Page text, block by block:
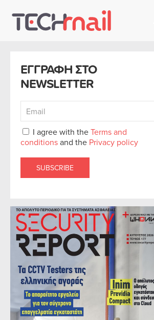
Skip to main content
ΕΓΓΡΑΦΗ ΣΤΟ
NEWSLETTER
I agree with theTerms and
conditionsand the Privacy policy
SUBSCRIBE